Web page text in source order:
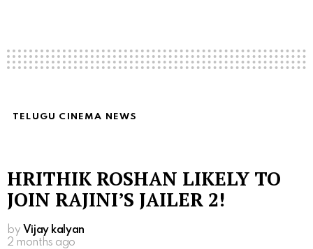
TELUGU CINEMA NEWS
HRITHIK ROSHAN LIKELY TO
JOIN RAJINI’S JAILER 2!
by Vijay kalyan
2 months ago